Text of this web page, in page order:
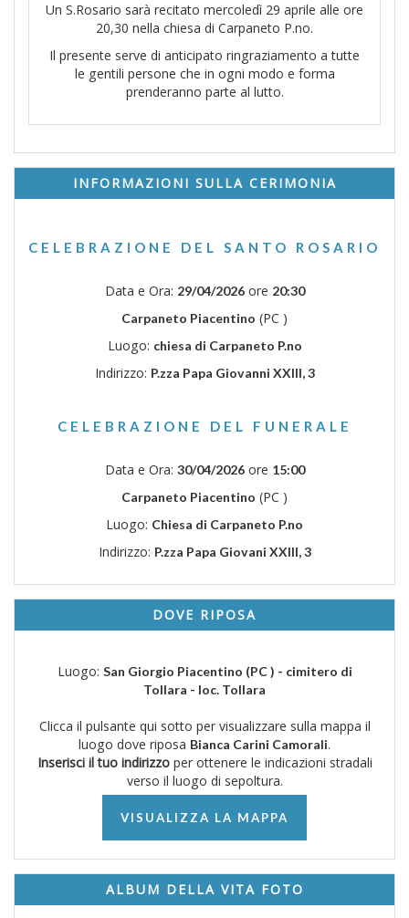
Un S.Rosario sarà recitato mercoledì 29 aprile alle ore
20,30 nella chiesa di Carpaneto P.no.
Il presente serve di anticipato ringraziamento a tutte
le gentili persone che in ogni modo e forma
prenderanno parte al lutto.
INFORMAZIONI SULLA CERIMONIA
CELEBRAZIONE DEL SANTO ROSARIO
Data e Ora: 29/04/2026ore 20:30
Carpaneto Piacentino (PC )
Luogo: chiesa di Carpaneto P.no
Indirizzo: P.zza Papa Giovanni XXIII, 3
CELEBRAZIONE DEL FUNERALE
Data e Ora: 30/04/2026ore 15:00
Carpaneto Piacentino (PC )
Luogo: Chiesa di Carpaneto P.no
Indirizzo: P.zza Papa Giovani XXIII, 3
DOVE RIPOSA
Luogo: San Giorgio Piacentino (PC ) - cimitero di
Tollara - loc. Tollara
Clicca il pulsante qui sotto per visualizzare sulla mappa il
luogo dove riposa Bianca Carini Camorali.
Inserisci il tuo indirizzoper ottenere le indicazioni stradali
verso il luogo di sepoltura.
VISUALIZZA LA MAPPA
ALBUM DELLA VITA FOTO